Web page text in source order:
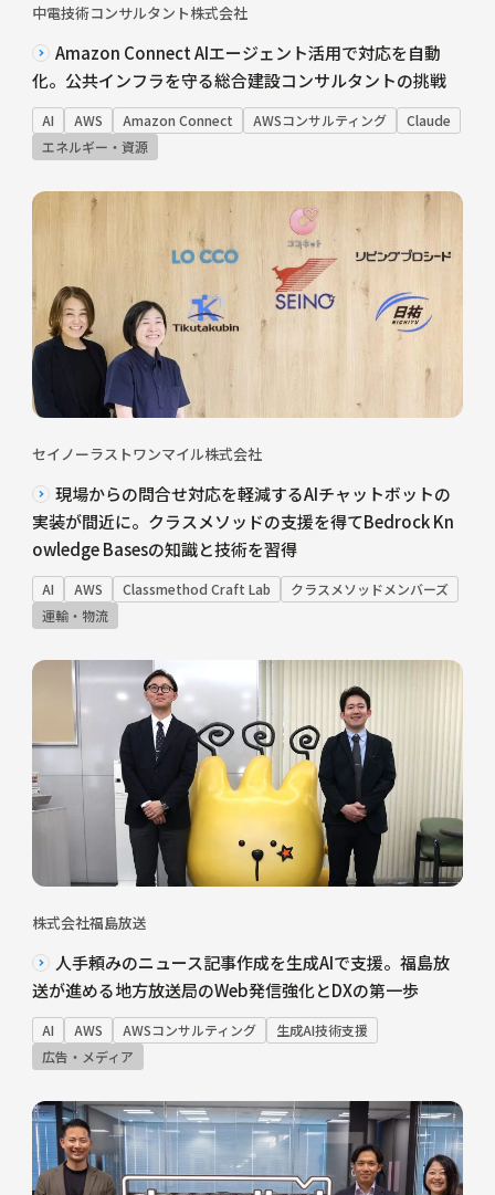
中電技術コンサルタント株式会社
Amazon Connect AIエージェント活用で対応を自動
化。公共インフラを守る総合建設コンサルタントの挑戦
AI AWS Amazon Connect AWSコンサルティング
Claude
エネルギー・資源
セイノーラストワンマイル株式会社
現場からの問合せ対応を軽減するAIチャットボットの
実装が間近に。クラスメソッドの支援を得てBedrock Kn
owledge Basesの知識と技術を習得
AI AWS Classmethod Craft Lab
クラスメソッドメンバーズ
運輸・物流
株式会社福島放送
人手頼みのニュース記事作成を生成AIで支援。福島放
送が進める地方放送局のWeb発信強化とDXの第一歩
AI AWS AWSコンサルティング
生成AI技術支援
広告・メディア